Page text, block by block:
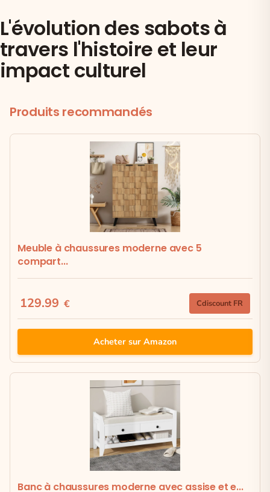
L'évolution des sabots à
travers l'histoire et leur
impact culturel
Produits recommandés
Meuble à chaussures moderne avec 5
compart...
129.99 € Cdiscount FR
Acheter sur Amazon
Banc à chaussures moderne avec assise et e...